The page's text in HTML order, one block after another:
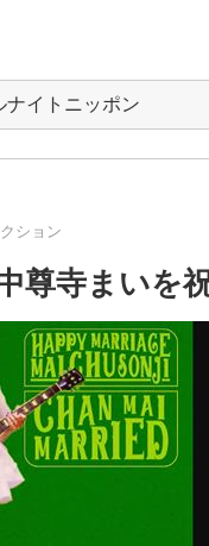
ナイトニッポン
ション
寺まいを